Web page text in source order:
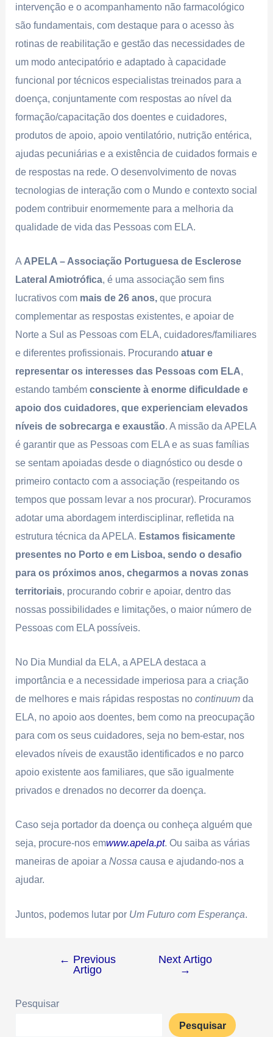
intervenção e o acompanhamento não farmacológico
são fundamentais, com destaque para o acesso às
rotinas de reabilitação e gestão das necessidades de
um modo antecipatório e adaptado à capacidade
funcional por técnicos especialistas treinados para a
doença, conjuntamente com respostas ao nível da
formação/capacitação dos doentes e cuidadores,
produtos de apoio, apoio ventilatório, nutrição entérica,
ajudas pecuniárias e a existência de cuidados formais e
de respostas na rede. O desenvolvimento de novas
tecnologias de interação com o Mundo e contexto social
podem contribuir enormemente para a melhoria da
qualidade de vida das Pessoas com ELA.
A APELA – Associação Portuguesa de Esclerose
Lateral Amiotrófica, é uma associação sem fins
lucrativos com mais de 26 anos, que procura
complementar as respostas existentes, e apoiar de
Norte a Sul as Pessoas com ELA, cuidadores/familiares
e diferentes profissionais. Procurandoatuar e
representar os interesses das Pessoas com ELA,
estando tambémconsciente à enorme dificuldade e
apoio dos cuidadores, que experienciam elevados
níveis de sobrecarga e exaustão. A missão da APELA
é garantir que as Pessoas com ELA e as suas famílias
se sentam apoiadas desde o diagnóstico ou desde o
primeiro contacto com a associação (respeitando os
tempos que possam levar a nos procurar). Procuramos
adotar uma abordagem interdisciplinar, refletida na
estrutura técnica da APELA. Estamos fisicamente
presentes no Porto e em Lisboa, sendo o desafio
para os próximos anos, chegarmos a novas zonas
territoriais, procurando cobrir e apoiar, dentro das
nossas possibilidades e limitações, o maior número de
Pessoas com ELA possíveis.
No Dia Mundial da ELA, a APELA destaca a
importância e a necessidade imperiosa para a criação
de melhores e mais rápidas respostas nocontinuum da
ELA, no apoio aos doentes, bem como na preocupação
para com os seus cuidadores, seja no bem-estar, nos
elevados níveis de exaustão identificados e no parco
apoio existente aos familiares, que são igualmente
privados e drenados no decorrer da doença.
Caso seja portador da doença ou conheça alguém que
seja, procure-nos emwww.apela.pt. Ou saiba as várias
maneiras de apoiar aNossa causa e ajudando-nos a
ajudar.
Juntos, podemos lutar por Um Futuro com Esperança
← Previous
Artigo
Next Artigo
→
Pesquisar
Pesquisar